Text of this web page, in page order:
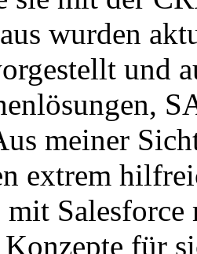
wurden
und
meiner
extrem
mit
für